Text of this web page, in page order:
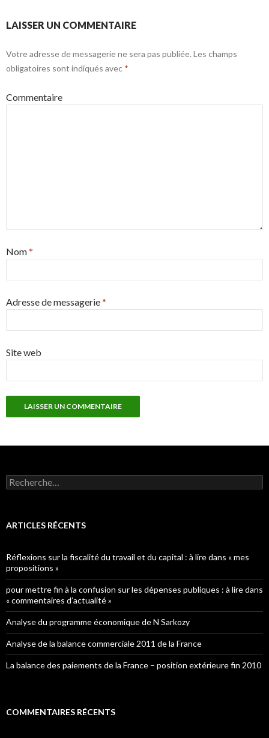
LAISSER UN COMMENTAIRE
Votre adresse de messagerie ne sera pas publiée. Les champs
obligatoires sont indiqués avec *
Commentaire
Nom*
Adresse de messagerie*
Site web
Rechercher :
ARTICLES RÉCENTS
Réflexions sur la fiscalité du travail et du capital : à lire dans « mes
propositions »
pour mettre fin à la confusion sur les dépenses publiques : à lire dans
« commentaires d’actualité »
Analyse du programme économique de N Sarkozy
Analyse de la balance commerciale 2011 de la France
La balance des paiements de la France – position extérieure fin 2010
COMMENTAIRES RÉCENTS